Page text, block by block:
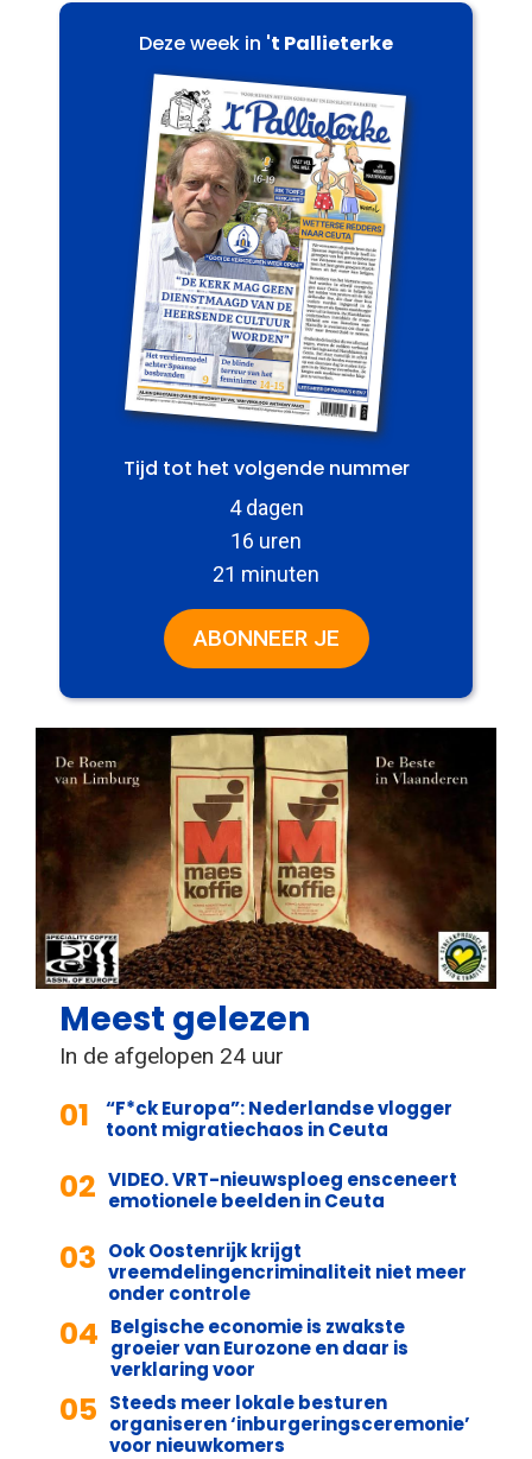
Deze week in 't Pallieterke
Tijd tot het volgende nummer
4 dagen
16 uren
21 minuten
ABONNEER JE
Meest gelezen
In de afgelopen 24 uur
01
“F*ck Europa”: Nederlandse vlogger
toont migratiechaos in Ceuta
02 VIDEO. VRT-nieuwsploeg ensceneert
emotionele beelden in Ceuta
03 Ook Oostenrijk krijgt
vreemdelingencriminaliteit niet meer
onder controle
04 Belgische economie is zwakste
groeier van Eurozone en daar is
verklaring voor
05 Steeds meer lokale besturen
organiseren ‘inburgeringsceremonie’
voor nieuwkomers